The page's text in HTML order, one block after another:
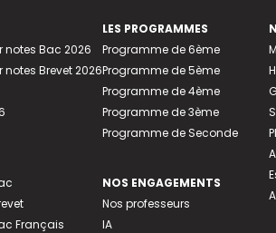
notes Bac 2026
notes Brevet 2026
Français
LES PROGRAMMES
Programme de 6ème
Programme de 5ème
Programme de 4ème
Programme de 3ème
Programme de Seconde
NOS ENGAGEMENTS
Nos professeurs
IA